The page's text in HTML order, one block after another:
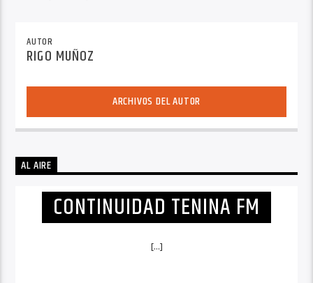
AUTOR
RIGO MUÑOZ
ARCHIVOS DEL AUTOR
AL AIRE
CONTINUIDAD TENINA FM
[...]